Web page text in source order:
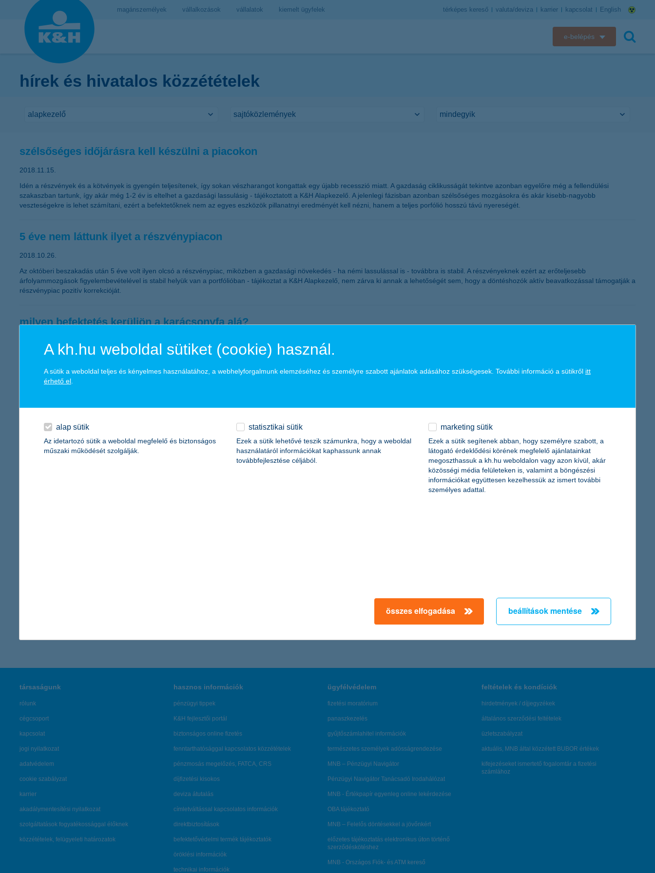
magánszemélyek vállalkozások vállalatok kiemelt ügyfelek térképes kereső valuta/deviza karrier kapcsolat English
e-belépés
hírek és hivatalos közzétételek
szélsőséges időjárásra kell készülni a piacokon
2018.11.15.
Idén a részvények és a kötvények is gyengén teljesítenek, így sokan vészharangot kongattak egy újabb recesszió miatt. A gazdaság ciklikusságát tekintve azonban egyelőre még a fellendülési
szakaszban tartunk, így akár még 1-2 év is eltelhet a gazdasági lassulásig - tájékoztatott a K&H Alapkezelő. A jelenlegi fázisban azonban szélsőséges mozgásokra és akár kisebb-nagyobb
veszteségekre is lehet számítani, ezért a befektetőknek nem az egyes eszközök pillanatnyi eredményét kell nézni, hanem a teljes porfólió hosszú távú nyereségét.
5 éve nem láttunk ilyet a részvénypiacon
2018.10.26.
Az októberi beszakadás után 5 éve volt ilyen olcsó a részvénypiac, miközben a gazdasági növekedés - ha némi lassulással is - továbbra is stabil. A részvényeknek ezért az erőteljesebb
árfolyammozgások figyelembevételével is stabil helyük van a portfólióban - tájékoztat a K&H Alapkezelő, nem zárva ki annak a lehetőségét sem, hogy a döntéshozók aktív beavatkozással támogatják a
részvénypiac pozitív korrekcióját.
milyen befektetés kerüljön a karácsonyfa alá?
2018.10.11.
Az idei év erősen megnyirbálta a feltörekvő piacokat, a szigorítás irányába mozduló jegybankok pedig szép lassan feljebb tornázzák a kötvényhozamokat. Érdemes tehát kétszer is megnézni, hogyan
zárjuk az év végét befektetésünkkel – tanácsolja a K&H Alapkezelő. Különösen akkor, amikor a túlfűtött amerikai részvénypiacokkal szemben eddig háttérbe szorult, olcsó feltörekvő részvények is
még Trump se tudja visszafogni a globális növekedést
K&H befektetési monitor – 2018 4. negyedévének trendjei
2018.10.04.
Az év első felében kiélesedő kereskedelmi háború érezhető bizonytalanságot eredményezett a piacokon, ami jól látható a különböző befektetési eszközök év eleje óta mutatott teljesítményében:
gyakorlatilag csak a fejlett részvénypiacok tudtak látható hozamot elérni, miközben a feltörekvő piacok komoly visszaesést szenvedtek. Az év hátralevő részében azonban szűkülhet a szakadék a két
részvénypiaci eszközosztály között, és az alulárazott hazai tőzsdére is érdemes odafigyelni – tanácsolja az utolsó negyedévre a K&H Alapkezelő.
← Első Előző Következő utolsó →
társaságunk
rólunk
cégcsoport
kapcsolat
jogi nyilatkozat
adatvédelem
cookie szabályzat
karrier
akadálymentesítési nyilatkozat
szolgáltatások fogyatékossággal élőknek
közzétételek, felügyeleti határozatok
hasznos információk
pénzügyi tippek
K&H fejlesztői portál
biztonságos online fizetés
fenntarthatósággal kapcsolatos közzétételek
pénzmosás megelőzés, FATCA, CRS
díjfizetési kisokos
deviza átutalás
címletváltással kapcsolatos információk
direktbiztosítások
befektetővédelmi termék tájékoztatók
öröklési információk
technikai információk
ügyfélvédelem
fizetési moratórium
panaszkezelés
gyűjtőszámlahitel információk
természetes személyek adósságrendezése
MNB – Pénzügyi Navigátor
Pénzügyi Navigátor Tanácsadó Irodahálózat
MNB - Értékpapír egyenleg online lekérdezése
OBA tájékoztató
MNB – Felelős döntésekkel a jövőnkért
előzetes tájékoztatás elektronikus úton történő
szerződéskötéshez
MNB - Országos Fiók- és ATM kereső
feltételek és kondíciók
hirdetmények / díjjegyzékek
általános szerződési feltételek
üzletszabályzat
aktuális, MNB által közzétett BUBOR értékek
kifejezéseket ismertető fogalomtár a fizetési
számlához
A kh.hu weboldal sütiket (cookie) használ.
A sütik a weboldal teljes és kényelmes használatához, a webhelyforgalmunk elemzéséhez és személyre szabott ajánlatok adásához szükségesek. További információ a sütikről itt
érhető el
alap sütik
Az idetartozó sütik a weboldal megfelelő és biztonságos
műszaki működését szolgálják.
statisztikai sütik
Ezek a sütik lehetővé teszik számunkra, hogy a weboldal
használatáról információkat kaphassunk annak
továbbfejlesztése céljából.
marketing sütik
Ezek a sütik segítenek abban, hogy személyre szabott, a
látogató érdeklődési körének megfelelő ajánlatainkat
megoszthassuk a kh.hu weboldalon vagy azon kívül, akár
közösségi média felületeken is, valamint a böngészési
információkat együttesen kezelhessük az ismert további
személyes adattal.
összes elfogadása beállítások mentése